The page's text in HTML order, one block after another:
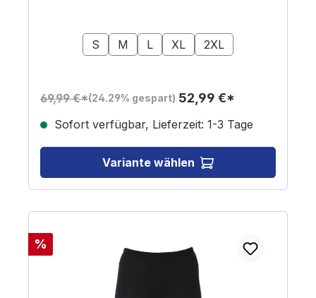
stilvoll, perfekt abgestimmt auf die gesamte limitierte
Brabus x Jobe Shadow Kollektion. Komfort und
diese Shorts hervorragenden Tragekomfort und
Praktikabilität. Eine Gesäßtasche mit beschichtetem
Reißverschluss sorgt für sicheren Stauraum, das leichte
Gewebe trocknet schnell, um Ihnen stets ein
angenehmes Tragegefühl zu garantieren.
S
M L XL 2XL
69,99 €*(24.29% gespart) 52,99 €*
Sofort verfügbar, Lieferzeit: 1-3 Tage
Variante wählen
Rabatt
%